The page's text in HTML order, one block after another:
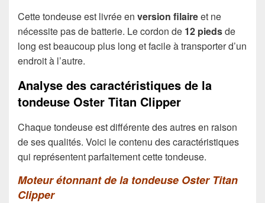
Cette tondeuse est livrée en version filaireet ne
nécessite pas de batterie. Le cordon de 12 piedsde
long est beaucoup plus long et facile à transporter d’un
endroit à l’autre.
Analyse des caractéristiques de la
tondeuse Oster Titan Clipper
Chaque tondeuse est différente des autres en raison
de ses qualités. Voici le contenu des caractéristiques
qui représentent parfaitement cette tondeuse.
Moteur étonnant de la tondeuse Oster Titan
Clipper